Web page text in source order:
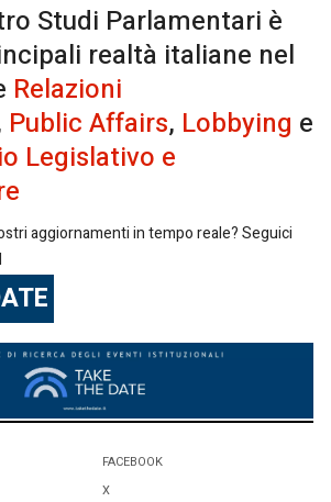
Studi Parlamentari è
realtà italiane nel
Relazioni
Public Affairs, Lobbying e
Legislativo e
aggiornamenti in tempo reale? Seguici
FACEBOOK
X